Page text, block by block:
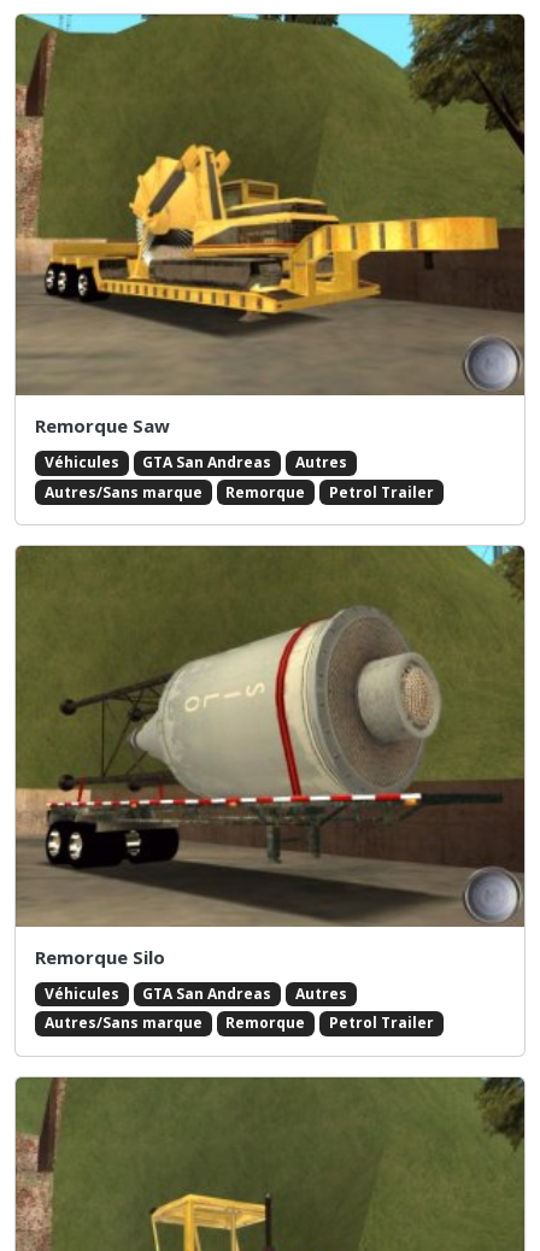
Remorque Saw
Véhicules GTA San Andreas
Autres
Autres/Sans marque
Remorque Petrol Trailer
Remorque Silo
Véhicules GTA San Andreas
Autres
Autres/Sans marque
Remorque Petrol Trailer